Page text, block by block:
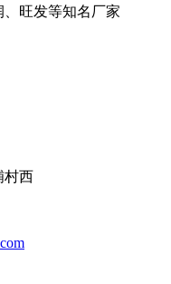
旺发等知名厂家
村西